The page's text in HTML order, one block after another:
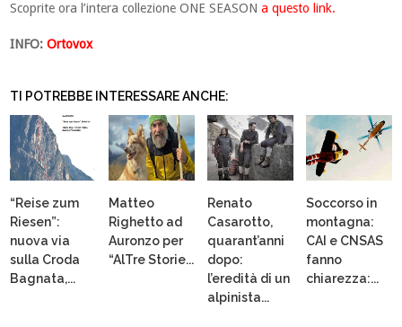
Scoprite ora l’intera collezione ONE SEASONa questo link.
INFO:Ortovox
TI POTREBBE INTERESSARE ANCHE:
“Reise zum
Riesen”:
nuova via
sulla Croda
Bagnata,...
Matteo
Righetto ad
Auronzo per
“AlTre Storie...
Renato
Casarotto,
quarant’anni
dopo:
l’eredità di un
alpinista...
Soccorso in
montagna:
CAI e CNSAS
fanno
chiarezza:...